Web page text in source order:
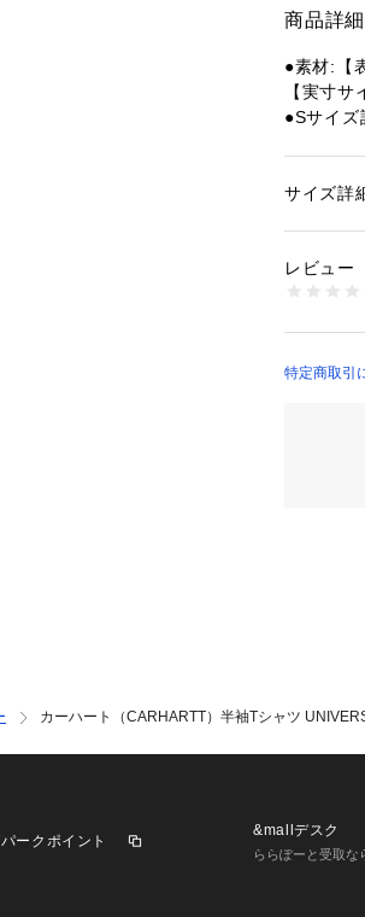
商品詳細
●素材:【
【実寸サ
●Sサイ
2.5cm 【
●LLサイ
8.5cm 【
●ミャン
【商品
※弊社独
アル カ
プス 白
性別：メ
商品番号：
サイズ詳
レビュー
特定商取引
カーハート（CARHARTT）半袖Tシャツ
ークポイント
&mallデスク
ららぽーと受取な